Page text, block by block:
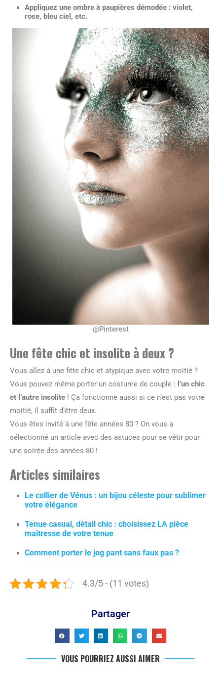
Appliquez une ombre à paupières démodée : violet,
rose, bleu ciel, etc.
@Pinterest
Une fête chic et insolite à deux ?
Vous allez à une fête chic et atypique avec votre moitié ?
Vous pouvez même porter un costume de couple : l’un chic
et l’autre insolite ! Ça fonctionne aussi si ce n’est pas votre
moitié, il suffit d’être deux.
Vous êtes invité à une fête années 80 ? On vous a
sélectionné un article avec des astuces pour se vêtir pour
une soirée des années 80 !
Articles similaires
Le collier de Vénus : un bijou céleste pour sublimer
votre élégance
Tenue casual, détail chic : choisissez LA pièce
maîtresse de votre tenue
Comment porter le jog pant sans faux pas ?
4.3/5 - (11 votes)
Partager
VOUS POURRIEZ AUSSI AIMER